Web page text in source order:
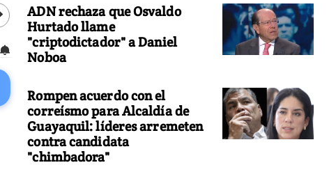
ADN rechaza que Osvaldo
Hurtado llame
"criptodictador" a Daniel
Noboa
Rompen acuerdo con el
correísmo para Alcaldía de
Guayaquil: líderes arremeten
contra candidata
"chimbadora"